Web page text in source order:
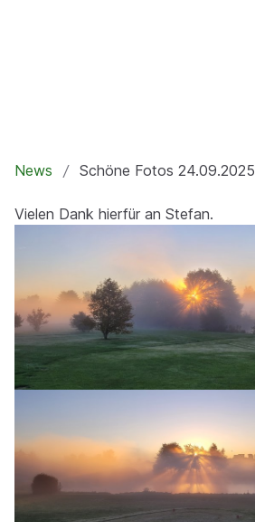
News Schöne Fotos 24.09.2025
Vielen Dank hierfür an Stefan.